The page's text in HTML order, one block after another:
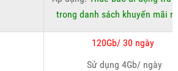
trong danh sách khuyến mãi
120Gb/ 30 ngày
Sử dụng 4Gb/ ngày